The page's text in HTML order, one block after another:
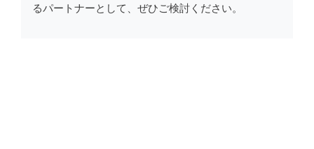
るパートナーとして、ぜひご検討ください。